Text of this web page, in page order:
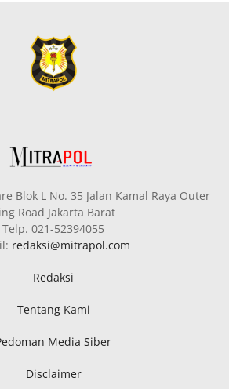
Blok L No. 35 Jalan Kamal Raya Outer
Road Jakarta Barat
Telp. 021-52394055
redaksi@mitrapol.com
Redaksi
Tentang Kami
Media Siber
Disclaimer